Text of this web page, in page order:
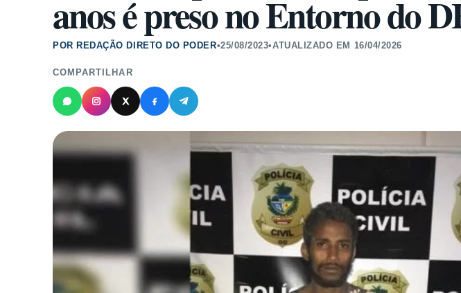
anos é preso no Entorno do
POR REDAÇÃO DIRETO DO PODER•25/08/2023•ATUALIZADO EM 16/04/2026
COMPARTILHAR